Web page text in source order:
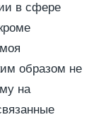
в сфере
образом не
на